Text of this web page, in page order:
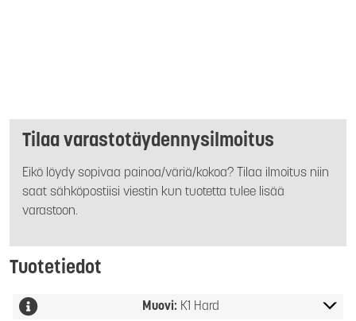
Tilaa varastotäydennysilmoitus
Eikö löydy sopivaa painoa/väriä/kokoa? Tilaa ilmoitus niin
saat sähköpostiisi viestin kun tuotetta tulee lisää
varastoon.
Tuotetiedot
Muovi: K1 Hard